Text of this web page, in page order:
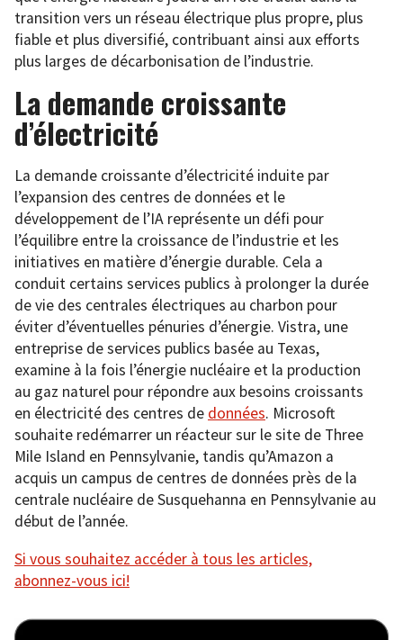
transition vers un réseau électrique plus propre, plus
fiable et plus diversifié, contribuant ainsi aux efforts
plus larges de décarbonisation de l’industrie.
La demande croissante
d’électricité
La demande croissante d’électricité induite par
l’expansion des centres de données et le
développement de l’IA représente un défi pour
l’équilibre entre la croissance de l’industrie et les
initiatives en matière d’énergie durable. Cela a
conduit certains services publics à prolonger la durée
de vie des centrales électriques au charbon pour
éviter d’éventuelles pénuries d’énergie. Vistra, une
entreprise de services publics basée au Texas,
examine à la fois l’énergie nucléaire et la production
au gaz naturel pour répondre aux besoins croissants
en électricité des centres de données. Microsoft
souhaite redémarrer un réacteur sur le site de Three
Mile Island en Pennsylvanie, tandis qu’Amazon a
acquis un campus de centres de données près de la
centrale nucléaire de Susquehanna en Pennsylvanie au
début de l’année.
Si vous souhaitez accéder à tous les articles,
abonnez-vous ici!